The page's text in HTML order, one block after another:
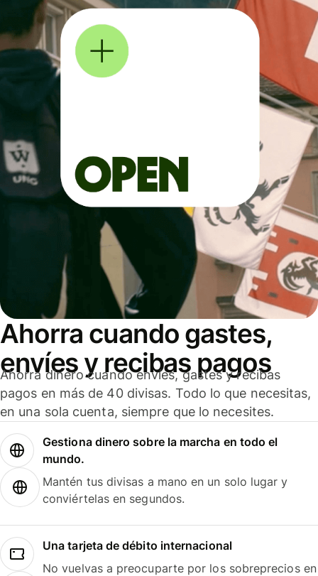
Ahorra cuando gastes,
envíes y recibas pagos
Ahorra dinero cuando envíes, gastes y recibas
pagos en más de 40 divisas. Todo lo que necesitas,
en una sola cuenta, siempre que lo necesites.
Gestiona dinero sobre la marcha en todo el
mundo.
Mantén tus divisas a mano en un solo lugar y
conviértelas en segundos.
Una tarjeta de débito internacional
No vuelvas a preocuparte por los sobreprecios en